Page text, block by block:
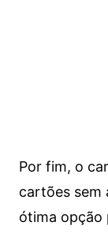
Por fim, o
cartões sem
ótima opção